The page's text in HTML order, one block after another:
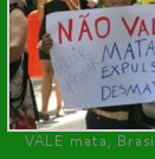
VALE mata, Brasil